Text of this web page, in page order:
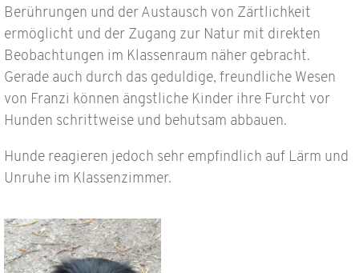
Berührungen und der Austausch von Zärtlichkeit
ermöglicht und der Zugang zur Natur mit direkten
Beobachtungen im Klassenraum näher gebracht.
Gerade auch durch das geduldige, freundliche Wesen
von Franzi können ängstliche Kinder ihre Furcht vor
Hunden schrittweise und behutsam abbauen.
Hunde reagieren jedoch sehr empfindlich auf Lärm und
Unruhe im Klassenzimmer.